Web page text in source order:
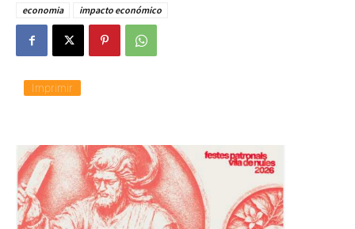
o
.
.
economia
impacto económico
Imprimir